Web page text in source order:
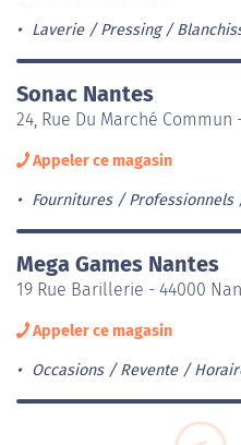
Laverie / Pressing /
Sonac Nantes
24, Rue Du Marché Commun
Appeler ce magasin
Fournitures / Professionnels
Mega Games Nantes
19 Rue Barillerie - 44000
Appeler ce magasin
Occasions / Revente